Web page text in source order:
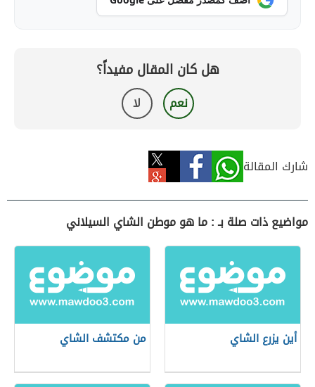
هل كان المقال مفيداً؟
نعم لا
شارك المقالة
مواضيع ذات صلة بـ : ما هو موطن الشاي السيلاني
أين يزرع الشاي من مكتشف الشاي